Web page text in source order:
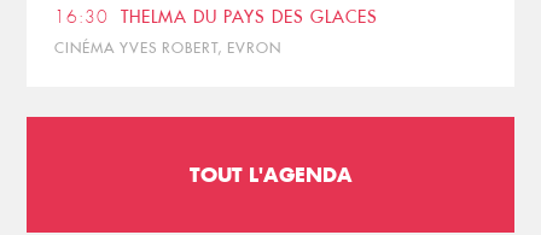
16:30 THELMA DU PAYS DES GLACES
CINÉMA YVES ROBERT, EVRON
TOUT L'AGENDA